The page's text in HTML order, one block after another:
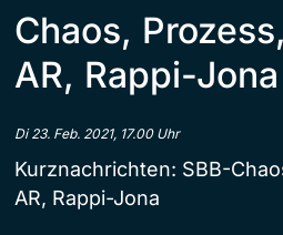
Chaos,
AR, Rappi-Jona
Di 23. Feb. 2021, 17.00 Uhr
Kurznachrichten: SBB-
AR, Rappi-Jona